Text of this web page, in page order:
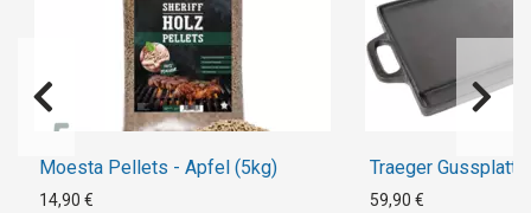
Moesta Pellets - Apfel (5kg)
14,90 €
Traeger
59,90 €